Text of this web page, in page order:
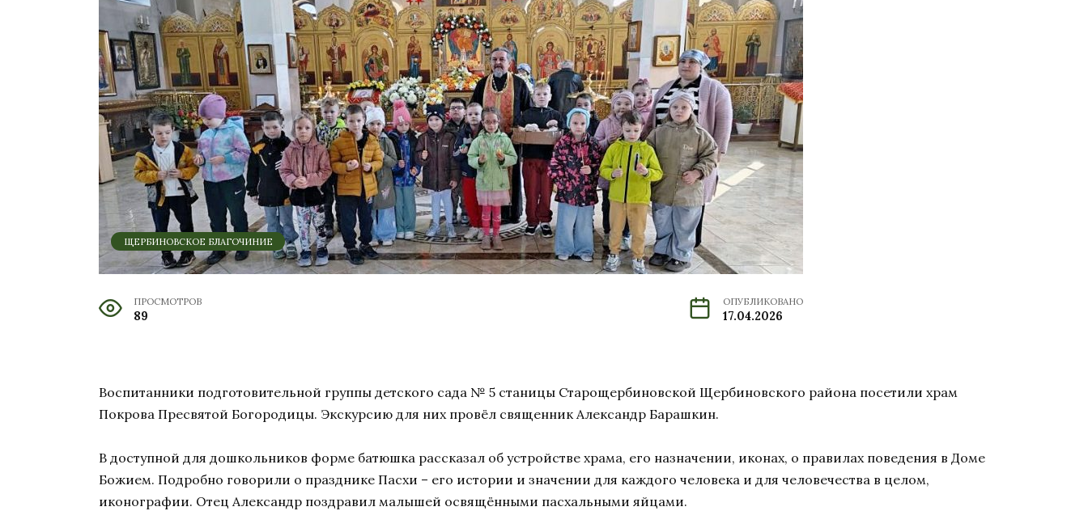
ЩЕРБИНОВСКОЕ БЛАГОЧИНИЕ
ПРОСМОТРОВ
89
ОПУБЛИКОВАНО
17.04.2026
Воспитанники подготовительной группы детского сада № 5 станицы Старощербиновской Щербиновского района посетили храм
Покрова Пресвятой Богородицы. Экскурсию для них провёл священник Александр Барашкин.
В доступной для дошкольников форме батюшка рассказал об устройстве храма, его назначении, иконах, о правилах поведения в Доме
Божием. Подробно говорили о празднике Пасхи – его истории и значении для каждого человека и для человечества в целом,
иконографии. Отец Александр поздравил малышей освящёнными пасхальными яйцами.